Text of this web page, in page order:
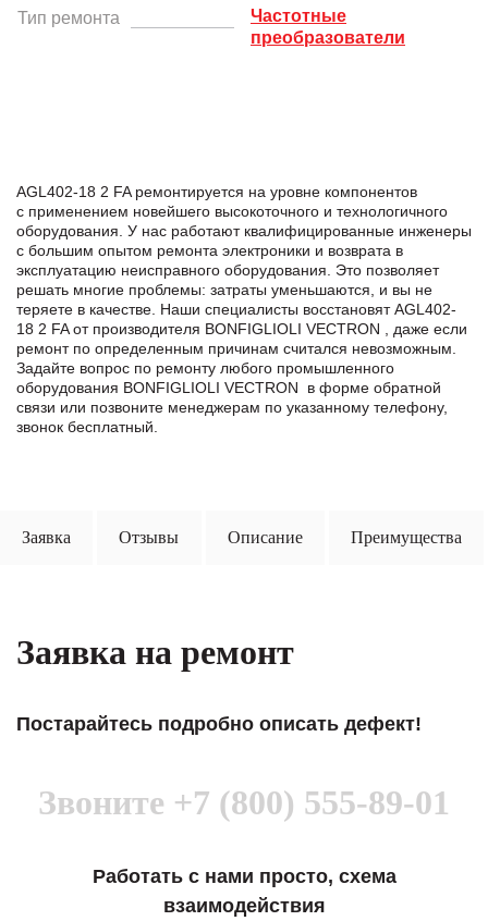
Тип ремонта
Частотные
преобразователи
AGL402-18 2 FA ремонтируется на уровне компонентов
с применением новейшего высокоточного и технологичного
оборудования. У нас работают квалифицированные инженеры
с большим опытом ремонта электроники и возврата в
эксплуатацию неисправного оборудования. Это позволяет
решать многие проблемы: затраты уменьшаются, и вы не
теряете в качестве. Наши специалисты восстановят AGL402-
18 2 FA от производителя BONFIGLIOLI VECTRON , даже если
ремонт по определенным причинам считался невозможным.
Задайте вопрос по ремонту любого промышленного
оборудования BONFIGLIOLI VECTRON в формe обратной
связи или позвоните менеджерам по указанному телефону,
звонок бесплатный.
Заявка Отзывы Описание Преимущества
Заявка на ремонт
Постарайтесь подробно описать дефект!
Звоните +7 (800) 555-89-01
Работать с нами просто, схема
взаимодействия